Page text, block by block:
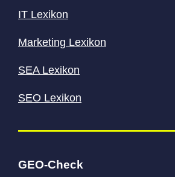
IT Lexikon
Marketing Lexikon
SEA Lexikon
SEO Lexikon
GEO-Check